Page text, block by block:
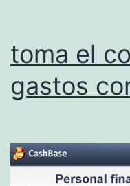
toma el
gastos